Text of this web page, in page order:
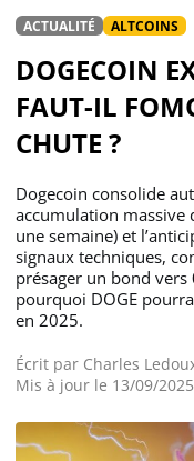
ACTUALITÉ ALTCOINS
DOGECOIN
FAUT-IL
CHUTE ?
Dogecoin consolide
accumulation massive
une semaine) et
signaux techniques,
présager un bond
pourquoi DOGE
en 2025.
Écrit par Charles
Mis à jour le 13/09/